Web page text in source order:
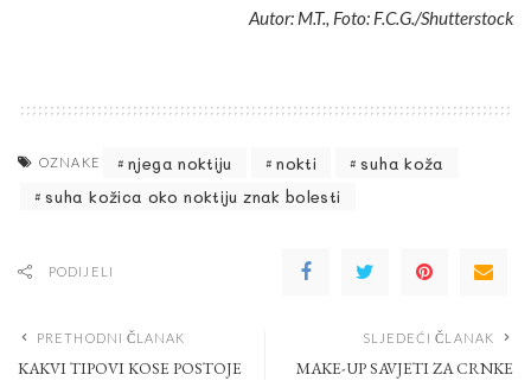
Autor: M.T., Foto: F.C.G./Shutterstock
OZNAKE njega noktiju nokti
suha koža
suha kožica oko noktiju znak bolesti
PODIJELI
PRETHODNI ČLANAK
KAKVI TIPOVI KOSE POSTOJE
SLJEDEĆI ČLANAK
MAKE-UP SAVJETI ZA CRNKE